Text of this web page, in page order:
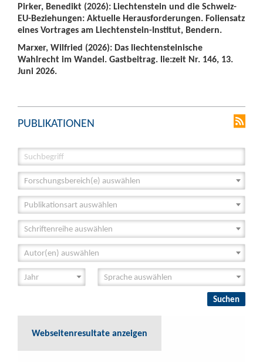
Pirker, Benedikt (2026): Liechtenstein und die Schweiz-
EU-Beziehungen: Aktuelle Herausforderungen. Foliensatz
eines Vortrages am Liechtenstein-Institut, Bendern.
Marxer, Wilfried (2026): Das liechtensteinische
Wahlrecht im Wandel. Gastbeitrag. lie:zeit Nr. 146, 13.
Juni 2026.
PUBLIKATIONEN
Forschungsbereich(e) auswählen
Publikationsart auswählen
Schriftenreihe auswählen
Autor(en) auswählen
Webseitenresultate anzeigen